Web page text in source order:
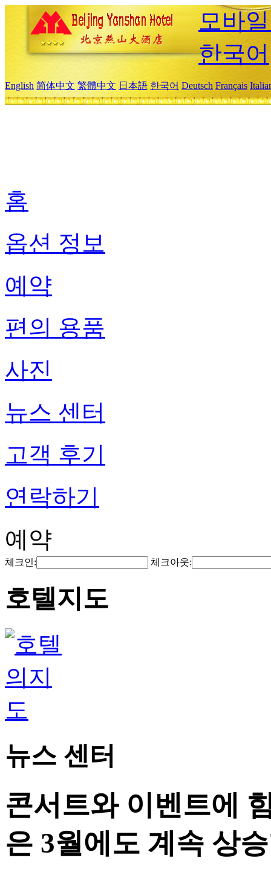
모바
한국어
English 简体中文 繁體中文 日本語 한국어 Deutsch Français
홈
옵션 정보
예약
편의 용품
사진
뉴스 센터
고객 후기
연락하기
예약
체크인: 체크아웃:
호텔지도
뉴스 센터
콘서트와 이벤트에
은 3월에도 계속 상